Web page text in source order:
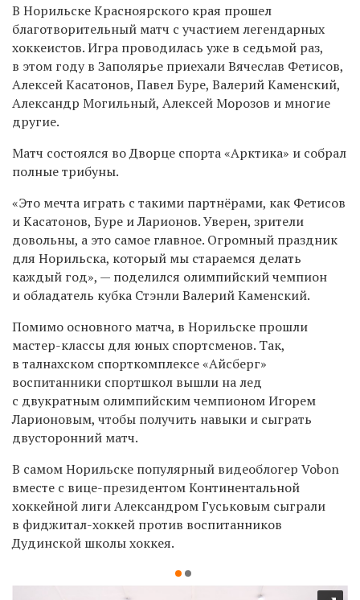
В Норильске Красноярского края прошел
благотворительный матч с участием легендарных
хоккеистов. Игра проводилась уже в седьмой раз,
в этом году в Заполярье приехали Вячеслав Фетисов,
Алексей Касатонов, Павел Буре, Валерий Каменский,
Александр Могильный, Алексей Морозов и многие
другие.
Матч состоялся во Дворце спорта «Арктика» и собрал
полные трибуны.
«Это мечта играть с такими партнёрами, как Фетисов
и Касатонов, Буре и Ларионов. Уверен, зрители
довольны, а это самое главное. Огромный праздник
для Норильска, который мы стараемся делать
каждый год», — поделился олимпийский чемпион
и обладатель кубка Стэнли Валерий Каменский.
Помимо основного матча, в Норильске прошли
мастер-классы для юных спортсменов. Так,
в талнахском спорткомплексе «Айсберг»
воспитанники спортшкол вышли на лед
с двукратным олимпийским чемпионом Игорем
Ларионовым, чтобы получить навыки и сыграть
двусторонний матч.
В самом Норильске популярный видеоблогер Vobon
вместе с вице-президентом Континентальной
хоккейной лиги Александром Гуськовым сыграли
в фиджитал-хоккей против воспитанников
Дудинской школы хоккея.